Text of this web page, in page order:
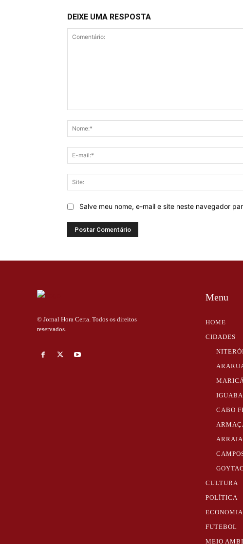
DEIXE UMA RESPOSTA
Salve meu nome, e-mail e site neste navegador
© Jornal Hora Certa. Todos os direitos
reservados.
Menu
HOME
CIDADES
MARICÁ
CABO
CULTURA
POLÍTICA
ECONOMIA
FUTEBOL
MEIO